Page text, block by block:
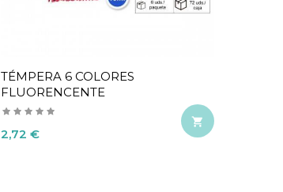
TÉMPERA 6 COLORES
FLUORENCENTE
Precio
2,72 €
